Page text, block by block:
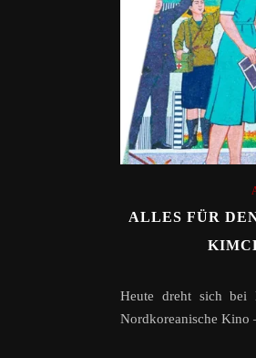
ALLES FÜR
Heute dreht sich
Nordkoreanische Kino